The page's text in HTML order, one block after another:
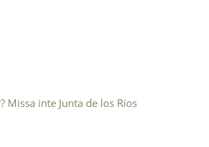
Missa inte Junta de los Ríos